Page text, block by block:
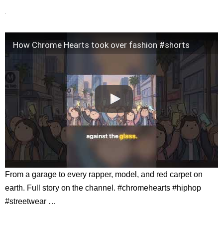
How Chrome Hearts took over fashion #shorts
From a garage to every rapper, model, and red carpet on
earth. Full story on the channel. #chromehearts #hiphop
#streetwear …